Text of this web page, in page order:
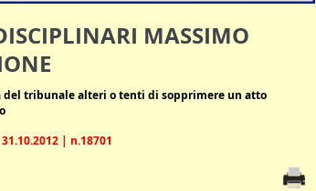
MASSIMO
tribunale alteri o tenti di sopprimere un atto
| n.18701